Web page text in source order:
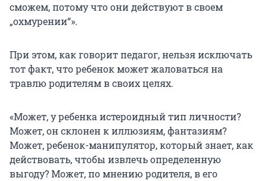
сможем, потому что они действуют в своем
„охмурении“».
При этом, как говорит педагог, нельзя исключать
тот факт, что ребенок может жаловаться на
травлю родителям в своих целях.
«Может, у ребенка истероидный тип личности?
Может, он склонен к иллюзиям, фантазиям?
Может, ребенок-манипулятор, который знает, как
действовать, чтобы извлечь определенную
выгоду? Может, по мнению родителя, в его